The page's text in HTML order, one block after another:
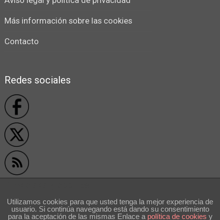
Más información sobre las cookies
Contacto
Redes sociales
```
Utilizamos cookies para que usted tenga la mejor experiencia de
usuario. Si continúa navegando está dando su consentimiento
para la aceptación de las mismas Enlace a polí­tica de cookies y